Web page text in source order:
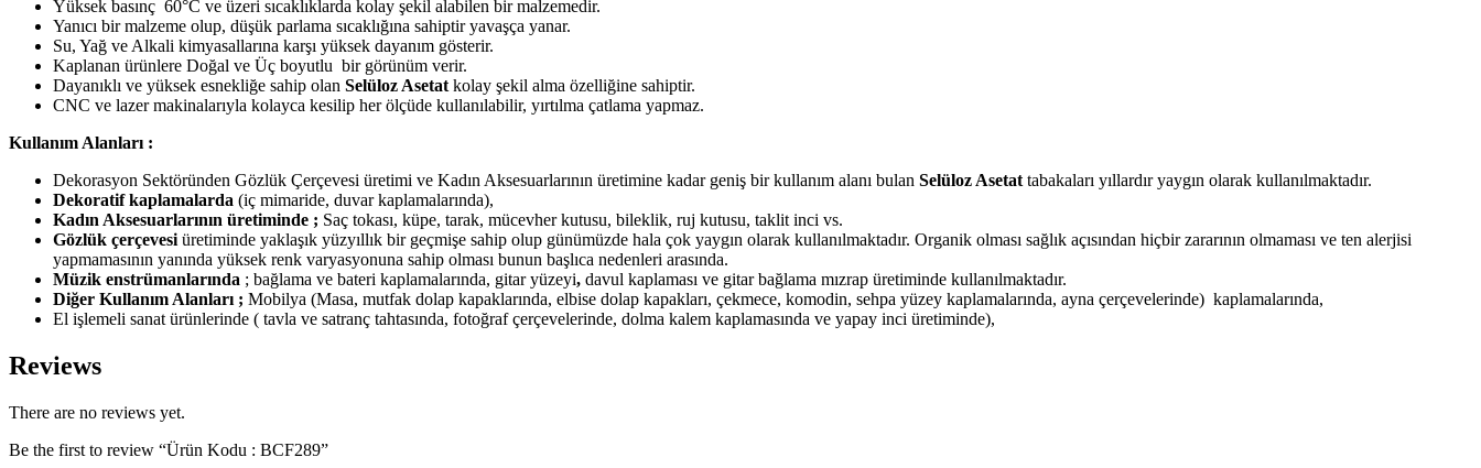
Yüksek basınç 60°C ve üzeri sıcaklıklarda kolay şekil alabilen bir malzemedir.
Yanıcı bir malzeme olup, düşük parlama sıcaklığına sahiptir yavaşça yanar.
Su, Yağ ve Alkali kimyasallarına karşı yüksek dayanım gösterir.
Kaplanan ürünlere Doğal ve Üç boyutlu bir görünüm verir.
Dayanıklı ve yüksek esnekliğe sahip olan Selüloz Asetat kolay şekil alma özelliğine sahiptir.
CNC ve lazer makinalarıyla kolayca kesilip her ölçüde kullanılabilir, yırtılma çatlama yapmaz.
Kullanım Alanları :
Dekorasyon Sektöründen Gözlük Çerçevesi üretimi ve Kadın Aksesuarlarının üretimine kadar geniş bir kullanım alanı bulan Selüloz Asetat tabakaları yıllardır yaygın olarak kullanılmaktadır.
Dekoratif kaplamalarda (iç mimaride, duvar kaplamalarında),
Kadın Aksesuarlarının üretiminde ; Saç tokası, küpe, tarak, mücevher kutusu, bileklik, ruj kutusu, taklit inci vs.
Gözlük çerçevesi üretiminde yaklaşık yüzyıllık bir geçmişe sahip olup günümüzde hala çok yaygın olarak kullanılmaktadır. Organik olması sağlık açısından hiçbir zararının olmaması ve ten alerjisi
yapmamasının yanında yüksek renk varyasyonuna sahip olması bunun başlıca nedenleri arasında.
Müzik enstrümanlarında ; bağlama ve bateri kaplamalarında, gitar yüzeyi, davul kaplaması ve gitar bağlama mızrap üretiminde kullanılmaktadır.
Diğer Kullanım Alanları ; Mobilya (Masa, mutfak dolap kapaklarında, elbise dolap kapakları, çekmece, komodin, sehpa yüzey kaplamalarında, ayna çerçevelerinde) kaplamalarında,
El işlemeli sanat ürünlerinde ( tavla ve satranç tahtasında, fotoğraf çerçevelerinde, dolma kalem kaplamasında ve yapay inci üretiminde),
Reviews
There are no reviews yet.
Be the first to review “Ürün Kodu : BCF289”